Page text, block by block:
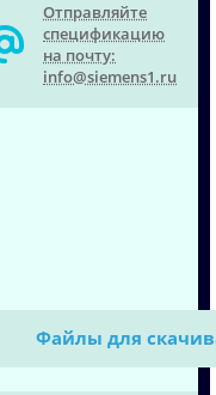
Отправляйте
спецификацию
на почту:
info@siemens1.ru
Файлы для